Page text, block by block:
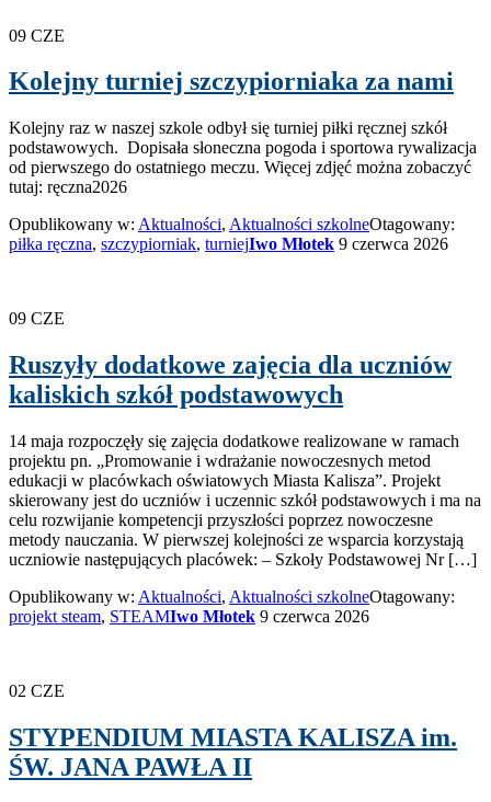
09 CZE
Kolejny turniej szczypiorniaka za nami
Kolejny raz w naszej szkole odbył się turniej piłki ręcznej szkół
podstawowych. Dopisała słoneczna pogoda i sportowa rywalizacja
od pierwszego do ostatniego meczu. Więcej zdjęć można zobaczyć
tutaj: ręczna2026
Opublikowany w: Aktualności, Aktualności szkolneOtagowany:
piłka ręczna, szczypiorniak, turniejIwo Młotek 9 czerwca 2026
09 CZE
Ruszyły dodatkowe zajęcia dla uczniów
kaliskich szkół podstawowych
14 maja rozpoczęły się zajęcia dodatkowe realizowane w ramach
projektu pn. „Promowanie i wdrażanie nowoczesnych metod
edukacji w placówkach oświatowych Miasta Kalisza”. Projekt
skierowany jest do uczniów i uczennic szkół podstawowych i ma na
celu rozwijanie kompetencji przyszłości poprzez nowoczesne
metody nauczania. W pierwszej kolejności ze wsparcia korzystają
uczniowie następujących placówek: – Szkoły Podstawowej Nr […]
Opublikowany w: Aktualności, Aktualności szkolneOtagowany:
projekt steam, STEAMIwo Młotek 9 czerwca 2026
02 CZE
STYPENDIUM MIASTA KALISZA im.
ŚW. JANA PAWŁA II